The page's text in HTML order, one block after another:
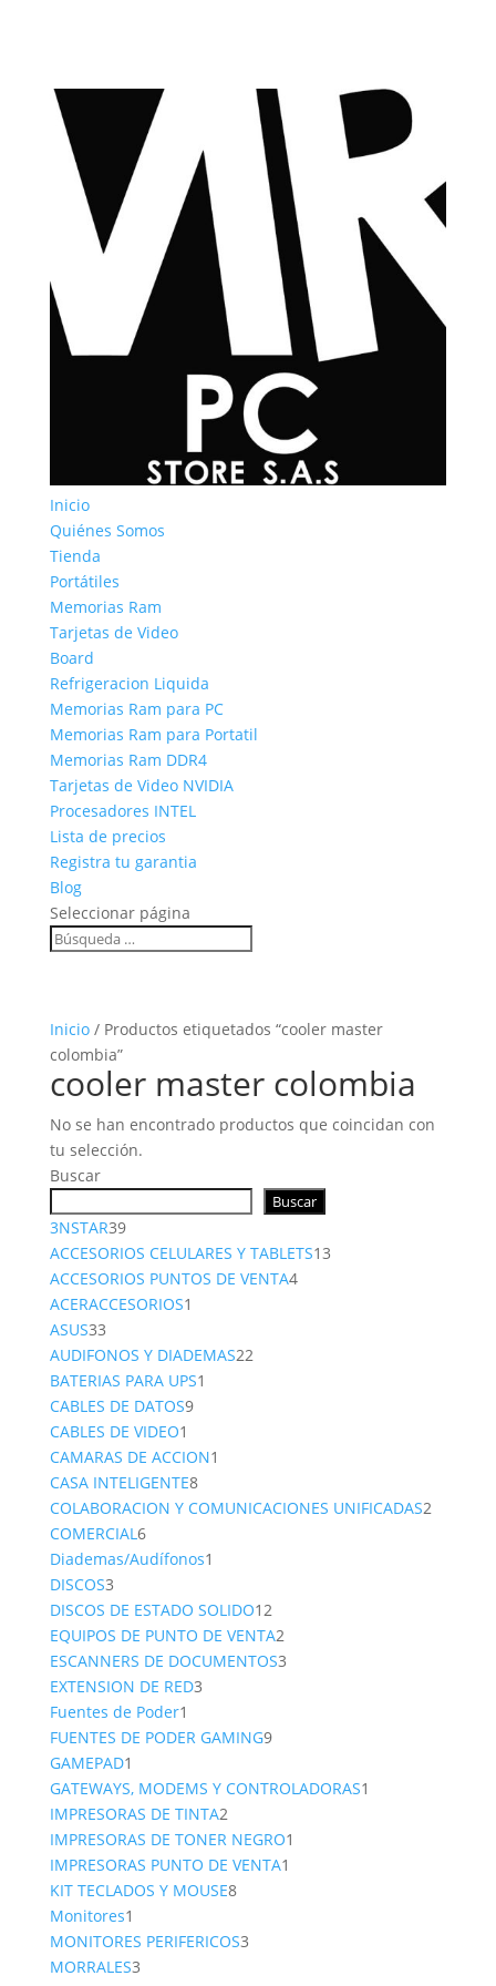
Inicio
Quiénes Somos
Tienda
Portátiles
Memorias Ram
Tarjetas de Video
Board
Refrigeracion Liquida
Memorias Ram para PC
Memorias Ram para Portatil
Memorias Ram DDR4
Tarjetas de Video NVIDIA
Procesadores INTEL
Lista de precios
Registra tu garantia
Blog
Seleccionar página
Inicio/ Productos etiquetados “cooler master
colombia”
cooler master colombia
No se han encontrado productos que coincidan con
tu selección.
Buscar
Buscar
3NSTAR3939
productos
ACCESORIOS CELULARES Y TABLETS1313
ACCESORIOS PUNTOS DE VENTA44
ACERACCESORIOS1
ASUS3333
productos
AUDIFONOS Y DIADEMAS2222
BATERIAS PARA UPS1
CABLES DE DATOS99
CABLES DE VIDEO1
producto
CAMARAS DE ACCION1
CASA INTELIGENTE88
productos
COLABORACION Y COMUNICACIONES UNIFICADAS22
COMERCIAL66
productos
Diademas/Audífonos1
DISCOS33
productos
DISCOS DE ESTADO SOLIDO1212
productos
EQUIPOS DE PUNTO DE VENTA22
productos
ESCANNERS DE DOCUMENTOS33
EXTENSION DE RED33
Fuentes de Poder1
producto
FUENTES DE PODER GAMING99
GAMEPAD1
producto
GATEWAYS, MODEMS Y CONTROLADORAS1
IMPRESORAS DE TINTA22
productos
IMPRESORAS DE TONER NEGRO1
IMPRESORAS PUNTO DE VENTA1
KIT TECLADOS Y MOUSE88
Monitores1
producto
MONITORES PERIFERICOS33
MORRALES33